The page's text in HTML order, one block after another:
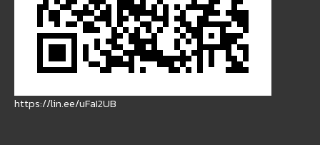
https://lin.ee/uFaI2UB